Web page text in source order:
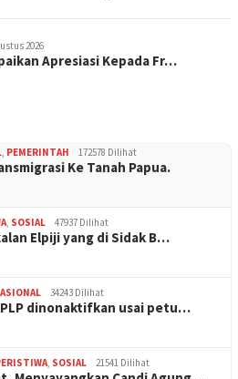
2026
Apresiasi Kepada Fr…
PEMERINTAH 172578 Dilihat
Ke Tanah Papua.
SOSIAL 47937 Dilihat
Elpiji yang di Sidak B…
34243 Dilihat
dinonaktifkan usai petu…
SOSIAL 21541 Dilihat